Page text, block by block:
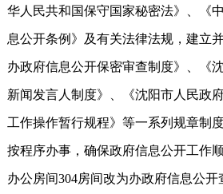
华人民共和国保守国家秘密法》、《
息公开条例》及有关法律法规，建立
办政府信息公开保密审查制度》、《
新闻发言人制度》、《沈阳市人民政
工作操作暂行规程》等一系列规章制
按程序办事，确保政府信息公开工作顺
办公房间304房间改为办政府信息公开